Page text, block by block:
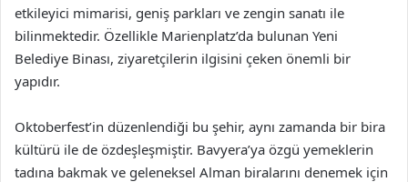
etkileyici mimarisi, geniş parkları ve zengin sanatı ile
bilinmektedir. Özellikle Marienplatz’da bulunan Yeni
Belediye Binası, ziyaretçilerin ilgisini çeken önemli bir
yapıdır.
Oktoberfest’in düzenlendiği bu şehir, aynı zamanda bir bira
kültürü ile de özdeşleşmiştir. Bavyera’ya özgü yemeklerin
tadına bakmak ve geleneksel Alman biralarını denemek için